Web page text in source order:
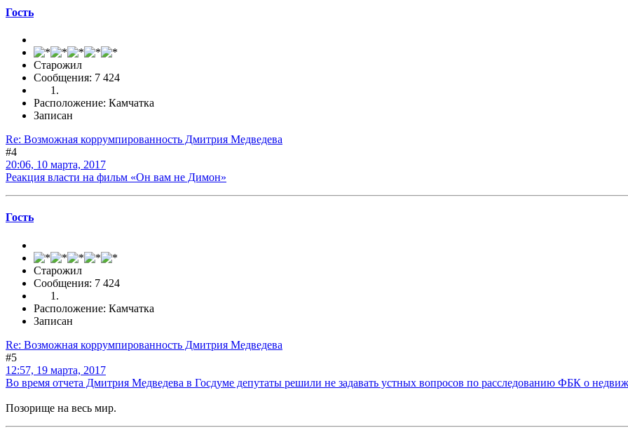
Гоcть
Старожил
Сообщения: 7 424
Расположение: Камчатка
Записан
Re: Возможная коррумпированность Дмитрия Медведева
#4
20:06, 10 марта, 2017
Реакция власти на фильм «Он вам не Димон»
Гоcть
Старожил
Сообщения: 7 424
Расположение: Камчатка
Записан
Re: Возможная коррумпированность Дмитрия Медведева
#5
12:57, 19 марта, 2017
Во время отчета Дмитрия Медведева в Госдуме депутаты решили не задавать устных вопросов по расследованию ФБК о
Позорище на весь мир.